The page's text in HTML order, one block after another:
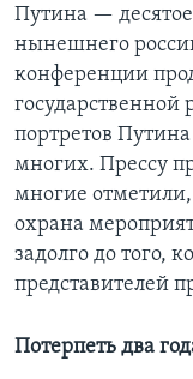
Путина — десятое
нынешнего
конференции
государственной
портретов
многих. Прессу
многие
охрана
задолго до того,
представителей
Потерпеть два